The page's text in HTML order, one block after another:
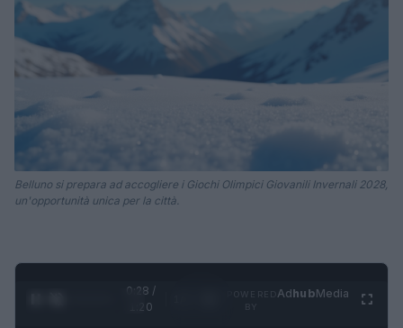
Belluno si prepara ad accogliere i Giochi Olimpici Giovanili Invernali 2028,
un'opportunità unica per la città.
0:28 /
1:20
AdhubMedia